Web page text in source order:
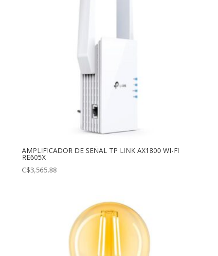
AMPLIFICADOR DE SEÑAL TP LINK AX1800 WI-FI
RE605X
C$3,565.88